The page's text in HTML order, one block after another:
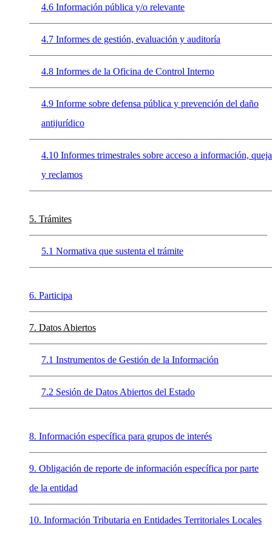
4.6 Información pública y/o relevante
4.7 Informes de gestión, evaluación y auditoría
4.8 Informes de la Oficina de Control Interno
4.9 Informe sobre defensa pública y prevención del daño
antijurídico
4.10 Informes trimestrales sobre acceso a información,
y reclamos
5. Trámites
5.1 Normativa que sustenta el trámite
6. Participa
7. Datos Abiertos
7.1 Instrumentos de Gestión de la Información
7.2 Sesión de Datos Abiertos del Estado
8. Información específica para grupos de interés
9. Obligación de reporte de información específica por parte
de la entidad
10. Información Tributaria en Entidades Territoriales Locales